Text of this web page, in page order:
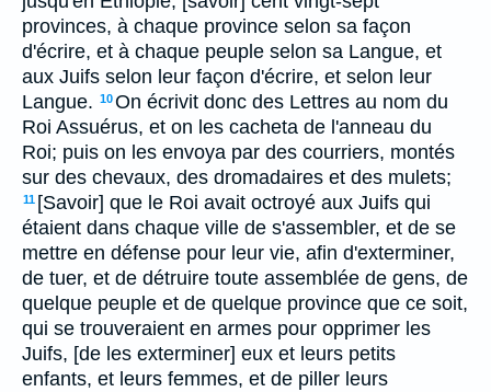
provinces, à chaque province selon sa façon
d'écrire, et à chaque peuple selon sa Langue, et
aux Juifs selon leur façon d'écrire, et selon leur
Langue. 10On écrivit donc des Lettres au nom du
Roi Assuérus, et on les cacheta de l'anneau du
Roi; puis on les envoya par des courriers, montés
sur des chevaux, des dromadaires et des mulets;
11 [Savoir] que le Roi avait octroyé aux Juifs qui
étaient dans chaque ville de s'assembler, et de se
mettre en défense pour leur vie, afin d'exterminer,
de tuer, et de détruire toute assemblée de gens, de
quelque peuple et de quelque province que ce soit,
qui se trouveraient en armes pour opprimer les
Juifs, [de les exterminer] eux et leurs petits
enfants, et leurs femmes, et de piller leurs